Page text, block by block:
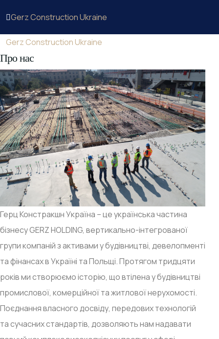
Gerz Construction Ukraine
Gerz Construction Ukraine
Про нас
Герц Констракшн Україна – це українська частина
бізнесу GERZ HOLDING, вертикально-інтегрованої
групи компаній з активами у будівництві, девелопменті
та фінансах в Україні та Польщі. Протягом тридцяти
років ми створюємо історію, що втілена у будівництві
промислової, комерційної та житлової нерухомості.
Поєднання власного досвіду, передових технологій
та сучасних стандартів, дозволяють нам надавати